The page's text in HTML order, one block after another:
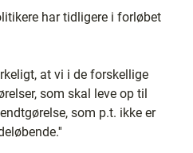
har tidligere i forløbet
at vi i de forskellige
som skal leve op til
som p.t. ikke er